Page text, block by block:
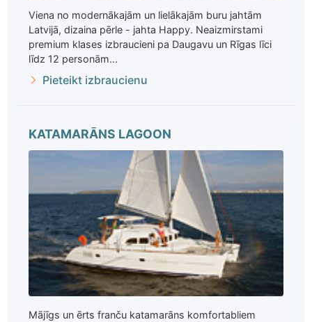
Viena no modernākajām un lielākajām buru jahtām
Latvijā, dizaina pērle - jahta Happy. Neaizmirstami
premium klases izbraucieni pa Daugavu un Rīgas līci
līdz 12 personām...
Pieteikt izbraucienu
KATAMARĀNS LAGOON
Mājīgs un ērts franču katamarāns komfortabliem